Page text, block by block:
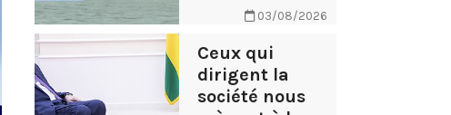
03/08/2026
Ceux qui
dirigent la
société nous